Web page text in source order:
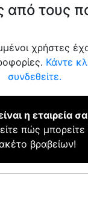
από τους
χρήστες
Κάντε
συνδεθείτε.
η εταιρεία
πώς
βραβείων!